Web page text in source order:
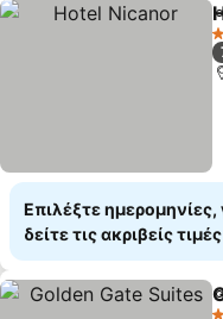
3
Επιλέξτε ημερομηνίες,
δείτε τις ακριβείς τιμές